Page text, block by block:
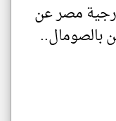
مصر عن
بالصومال..